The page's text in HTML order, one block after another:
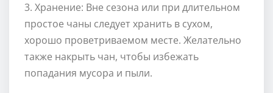
3. Хранение: Вне сезона или при длительном
простое чаны следует хранить в сухом,
хорошо проветриваемом месте. Желательно
также накрыть чан, чтобы избежать
попадания мусора и пыли.